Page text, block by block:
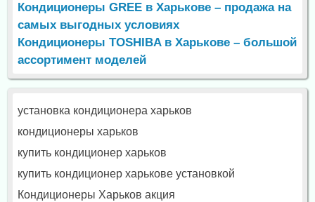
Кондиционеры GREE в Харькове – продажа на
самых выгодных условиях
Кондиционеры TOSHIBA в Харькове – большой
ассортимент моделей
установка кондиционера харьков
кондиционеры харьков
купить кондиционер харьков
купить кондиционер харькове установкой
Кондиционеры Харьков акция